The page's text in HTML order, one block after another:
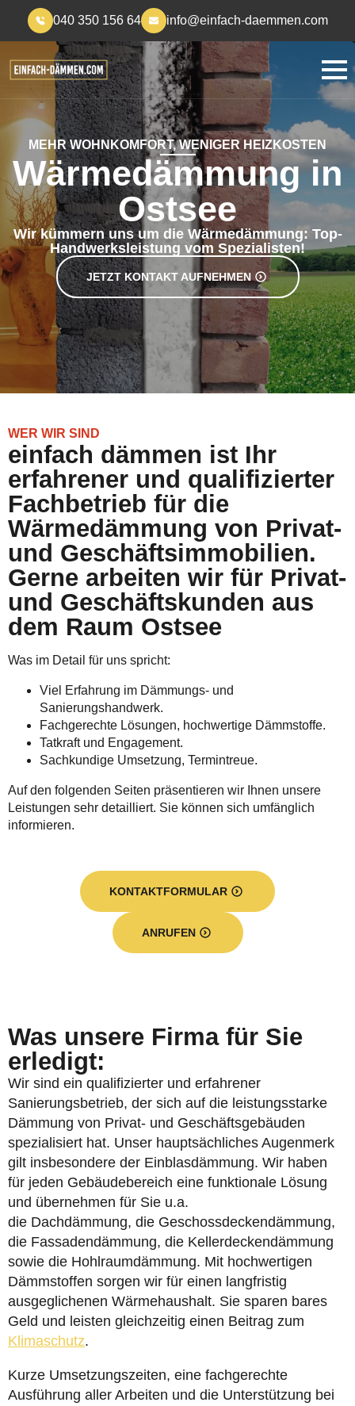
040 350 156 64 info@einfach-daemmen.com
MEHR WOHNKOMFORT, WENIGER HEIZKOSTEN
Wärmedämmung in
Ostsee
Wir kümmern uns um die Wärmedämmung: Top-
Handwerksleistung vom Spezialisten!
JETZT KONTAKT AUFNEHMEN
WER WIR SIND
einfach dämmen ist Ihr
erfahrener und qualifizierter
Fachbetrieb für die
Wärmedämmung von Privat-
und Geschäftsimmobilien.
Gerne arbeiten wir für Privat-
und Geschäftskunden aus
dem Raum Ostsee
Was im Detail für uns spricht:
Viel Erfahrung im Dämmungs- und
Sanierungshandwerk.
Fachgerechte Lösungen, hochwertige Dämmstoffe.
Tatkraft und Engagement.
Sachkundige Umsetzung, Termintreue.
Auf den folgenden Seiten präsentieren wir Ihnen unsere
Leistungen sehr detailliert. Sie können sich umfänglich
informieren.
KONTAKTFORMULAR
ANRUFEN
Was unsere Firma für Sie
erledigt:
Wir sind ein qualifizierter und erfahrener
Sanierungsbetrieb, der sich auf die leistungsstarke
Dämmung von Privat- und Geschäftsgebäuden
spezialisiert hat. Unser hauptsächliches Augenmerk
gilt insbesondere der Einblasdämmung. Wir haben
für jeden Gebäudebereich eine funktionale Lösung
und übernehmen für Sie u.a.
die Dachdämmung, die Geschossdeckendämmung,
die Fassadendämmung, die Kellerdeckendämmung
sowie die Hohlraumdämmung. Mit hochwertigen
Dämmstoffen sorgen wir für einen langfristig
ausgeglichenen Wärmehaushalt. Sie sparen bares
Geld und leisten gleichzeitig einen Beitrag zum
Klimaschutz.
Kurze Umsetzungszeiten, eine fachgerechte
Ausführung aller Arbeiten und die Unterstützung bei